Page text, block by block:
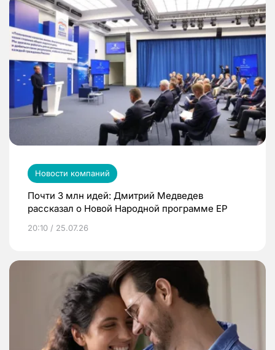
Новости компаний
Почти 3 млн идей: Дмитрий Медведев
рассказал о Новой Народной программе ЕР
20:10 / 25.07.26